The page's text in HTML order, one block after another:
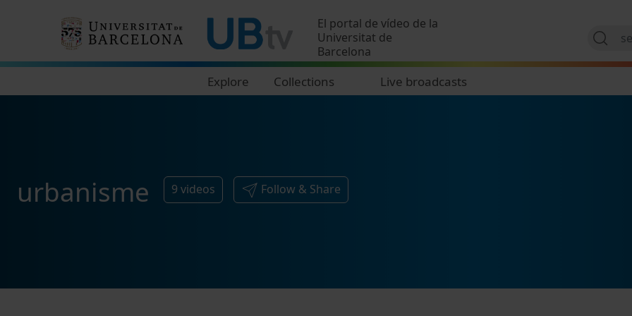
El portal de vídeo de la
Universitat de
Barcelona
Explore Collections Live broadcasts
urbanisme 9 videos Follow & Share